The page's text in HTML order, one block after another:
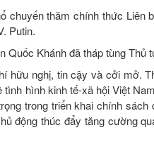
chuyến thăm chính thức
Putin.
Quốc Khánh đã tháp tùng Thủ
hữu nghị, tin cậy và cởi mở.
tình hình kinh tế-xã hội Việt
trong triển khai chính
động thúc đẩy tăng cường